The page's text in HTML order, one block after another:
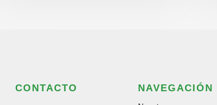
CONTACTO NAVEGACIÓN